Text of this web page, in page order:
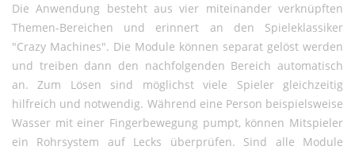
Die Anwendung besteht aus vier miteinander verknüpften
Themen-Bereichen und erinnert an den Spieleklassiker
"Crazy Machines". Die Module können separat gelöst werden
und treiben dann den nachfolgenden Bereich automatisch
an. Zum Lösen sind möglichst viele Spieler gleichzeitig
hilfreich und notwendig. Während eine Person beispielsweise
Wasser mit einer Fingerbewegung pumpt, können Mitspieler
ein Rohrsystem auf Lecks überprüfen. Sind alle Module